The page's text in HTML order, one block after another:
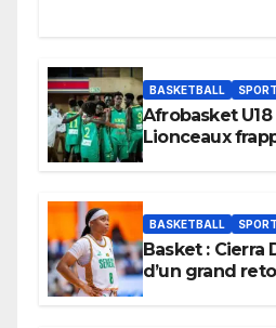
BASKETBALL SPORT
Afrobasket
Lionceaux
BASKETBALL SPORT
Basket : Cierra
d’un grand